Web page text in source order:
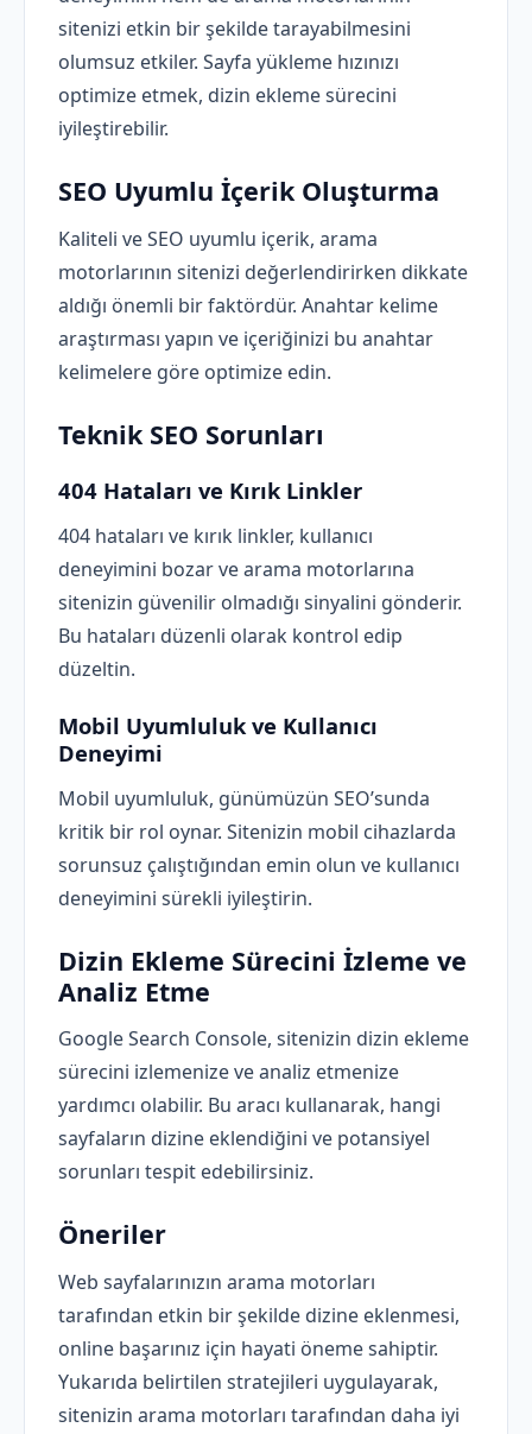
sitenizi etkin bir şekilde tarayabilmesini
olumsuz etkiler. Sayfa yükleme hızınızı
optimize etmek, dizin ekleme sürecini
iyileştirebilir.
SEO Uyumlu İçerik Oluşturma
Kaliteli ve SEO uyumlu içerik, arama
motorlarının sitenizi değerlendirirken dikkate
aldığı önemli bir faktördür. Anahtar kelime
araştırması yapın ve içeriğinizi bu anahtar
kelimelere göre optimize edin.
Teknik SEO Sorunları
404 Hataları ve Kırık Linkler
404 hataları ve kırık linkler, kullanıcı
deneyimini bozar ve arama motorlarına
sitenizin güvenilir olmadığı sinyalini gönderir.
Bu hataları düzenli olarak kontrol edip
düzeltin.
Mobil Uyumluluk ve Kullanıcı
Deneyimi
Mobil uyumluluk, günümüzün SEO’sunda
kritik bir rol oynar. Sitenizin mobil cihazlarda
sorunsuz çalıştığından emin olun ve kullanıcı
deneyimini sürekli iyileştirin.
Dizin Ekleme Sürecini İzleme ve
Analiz Etme
Google Search Console, sitenizin dizin ekleme
sürecini izlemenize ve analiz etmenize
yardımcı olabilir. Bu aracı kullanarak, hangi
sayfaların dizine eklendiğini ve potansiyel
sorunları tespit edebilirsiniz.
Öneriler
Web sayfalarınızın arama motorları
tarafından etkin bir şekilde dizine eklenmesi,
online başarınız için hayati öneme sahiptir.
Yukarıda belirtilen stratejileri uygulayarak,
sitenizin arama motorları tarafından daha iyi